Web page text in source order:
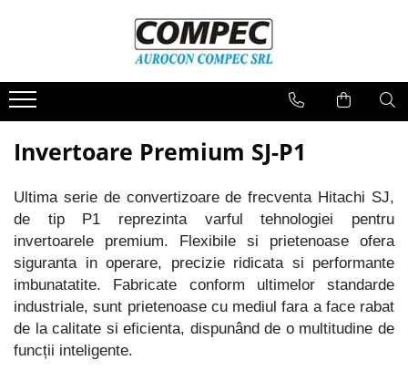
Spray-uri Kontakt Chemie
Spray-uri curatare piese electrice
Spray-uri curatare contacte
Spray-uri protectie
Lubrifianti
Spray-uri speciale
Spray-uri racire
Senzori de presiune
Senzori inductivi
Senzori fotoelectrici
Invertoare Hitachi
Invertoare Micro NE-S1
Invertoare Compacte WJ-C1
Invertoare Standard S1
Accesorii Invertoare
Electrica si Automatizare
Cabluri, Conectori si Accesorii
Produse mecanice si scule
Invertoare Premium SJ-P1
Ultima serie de convertizoare de frecventa Hitachi SJ,
de tip P1 reprezinta varful tehnologiei pentru
invertoarele premium. Flexibile si prietenoase ofera
siguranta in operare, precizie ridicata si performante
imbunatatite. Fabricate conform ultimelor standarde
industriale, sunt prietenoase cu mediul fara a face rabat
de la calitate si eficienta, dispunând de o multitudine de
funcții inteligente.